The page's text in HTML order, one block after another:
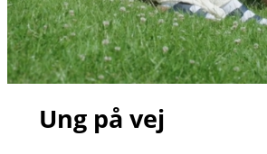
Ung på vej